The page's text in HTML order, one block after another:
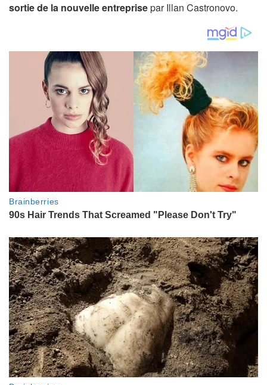
sortie de la nouvelle entreprisepar Illan Castronovo.